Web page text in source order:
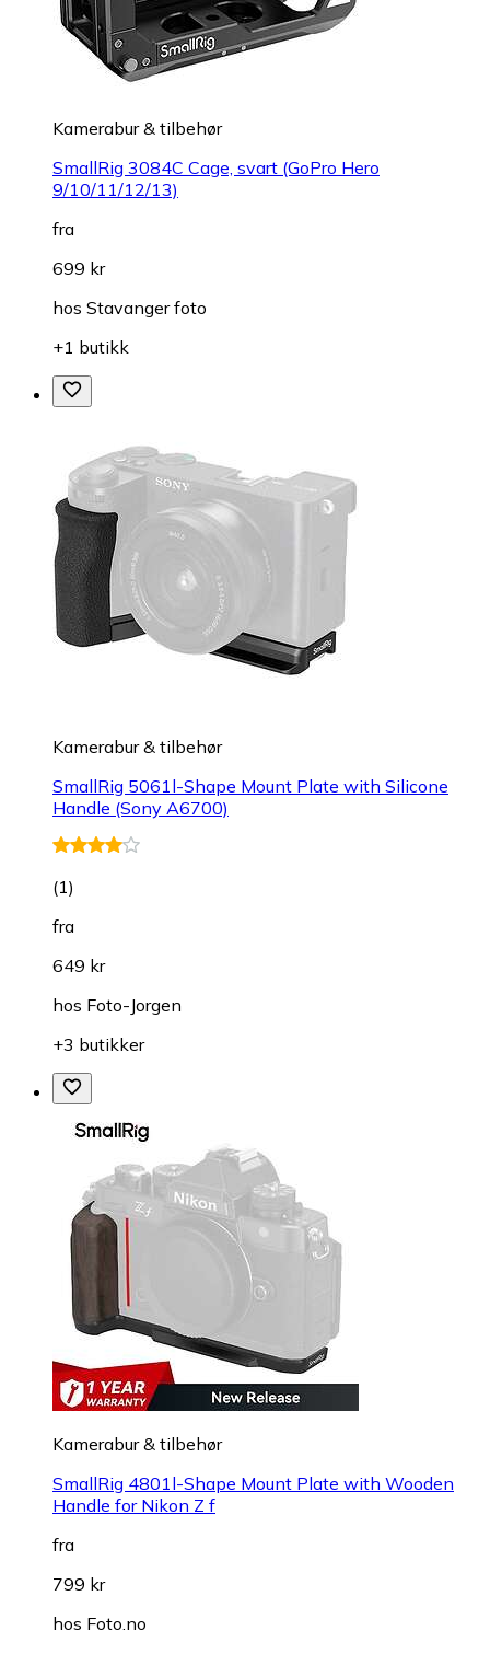
Kamerabur & tilbehør
SmallRig 3084C Cage, svart (GoPro Hero
9/10/11/12/13)
fra
699 kr
hos Stavanger foto
+1 butikk
Kamerabur & tilbehør
SmallRig 5061l-Shape Mount Plate with Silicone
Handle (Sony A6700)
(1)
fra
649 kr
hos Foto-Jorgen
+3 butikker
Kamerabur & tilbehør
SmallRig 4801l-Shape Mount Plate with Wooden
Handle for Nikon Z f
fra
799 kr
hos Foto.no